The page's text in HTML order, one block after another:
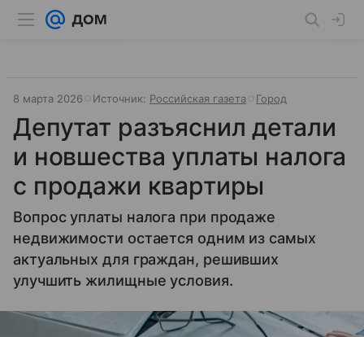
8 марта 2026 Источник: Российская газета Город
Депутат разъяснил детали
и новшества уплаты налога
с продажи квартиры
Вопрос уплаты налога при продаже
недвижимости остается одним из самых
актуальных для граждан, решивших
улучшить жилищные условия.